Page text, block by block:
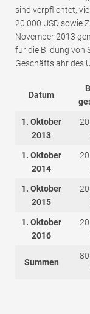
sind verpflichtet,
20.000 USD sowie
November 2013
für die Bildung von
Geschäftsjahr des
Datum
1. Oktober
2013
1. Oktober
2014
1. Oktober
2015
1. Oktober
2016
Summen